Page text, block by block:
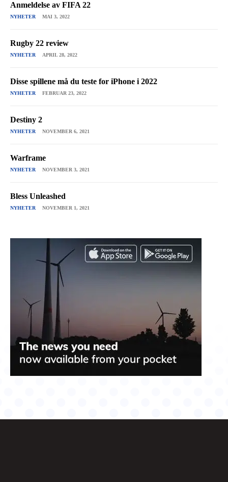
Anmeldelse av FIFA 22
NYHETER MAI 3, 2022
Rugby 22 review
NYHETER APRIL 28, 2022
Disse spillene må du teste for iPhone i 2022
NYHETER FEBRUAR 23, 2022
Destiny 2
NYHETER NOVEMBER 6, 2021
Warframe
NYHETER NOVEMBER 3, 2021
Bless Unleashed
NYHETER NOVEMBER 1, 2021